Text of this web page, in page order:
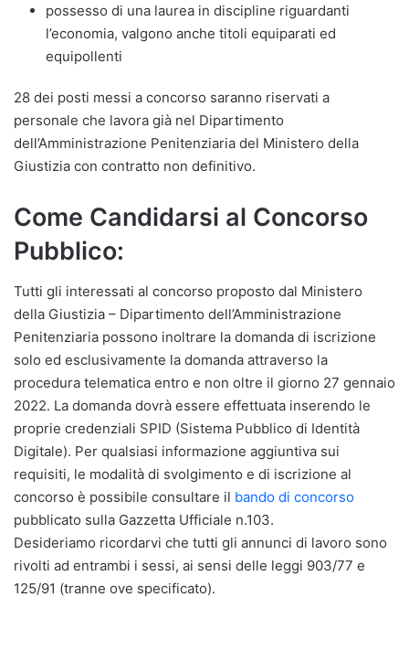
possesso di una laurea in discipline riguardanti
l’economia, valgono anche titoli equiparati ed
equipollenti
28 dei posti messi a concorso saranno riservati a
personale che lavora già nel Dipartimento
dell’Amministrazione Penitenziaria del Ministero della
Giustizia con contratto non definitivo.
Come Candidarsi al Concorso
Pubblico:
Tutti gli interessati al concorso proposto dal Ministero
della Giustizia – Dipartimento dell’Amministrazione
Penitenziaria possono inoltrare la domanda di iscrizione
solo ed esclusivamente la domanda attraverso la
procedura telematica entro e non oltre il giorno 27 gennaio
2022. La domanda dovrà essere effettuata inserendo le
proprie credenziali SPID (Sistema Pubblico di Identità
Digitale). Per qualsiasi informazione aggiuntiva sui
requisiti, le modalità di svolgimento e di iscrizione al
concorso è possibile consultare il bando di concorso
pubblicato sulla Gazzetta Ufficiale n.103.
Desideriamo ricordarvi che tutti gli annunci di lavoro sono
rivolti ad entrambi i sessi, ai sensi delle leggi 903/77 e
125/91 (tranne ove specificato).